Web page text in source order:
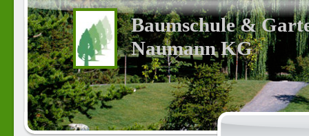
Baumschule &
Naumann KG